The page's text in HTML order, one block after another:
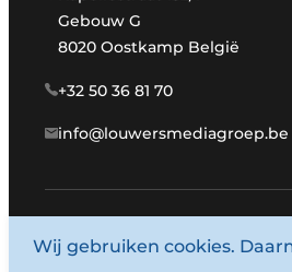
Gebouw G
8020 Oostkamp België
+32 50 36 81 70
info@louwersmediagroep.be
Wij gebruiken cookies.